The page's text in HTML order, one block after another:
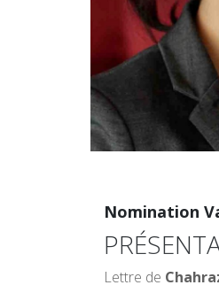
Nomination
Lettre de